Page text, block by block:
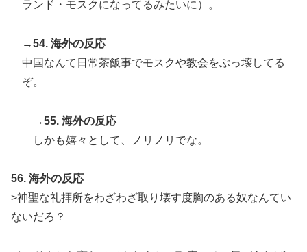
ランド・モスクになってるみたいに）。
→54. 海外の反応
中国なんて日常茶飯事でモスクや教会をぶっ壊してる
ぞ。
→55. 海外の反応
しかも嬉々として、ノリノリでな。
56. 海外の反応
>神聖な礼拝所をわざわざ取り壊す度胸のある奴なんてい
ないだろ？